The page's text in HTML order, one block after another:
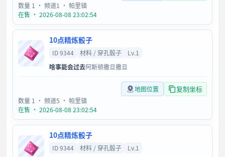
数量 1 · 频道1 · 帕里镇
在售 · 2026-08-08 23:02:54
10点精炼骰子
ID 9344 材料 / 穿孔骰子
Lv.1
啥事能会过去阿斯顿撒旦撒旦
地图位置 复制坐标
数量 1 · 频道5 · 帕里镇
在售 · 2026-08-08 23:02:54
10点精炼骰子
ID 9344 材料 / 穿孔骰子
Lv.1